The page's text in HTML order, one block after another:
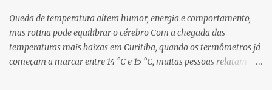
inéditas, com direção criativa de Fernando Trevisan (Catatau) e
direção musical de Eduardo Pepato....
Queda de temperatura altera humor, energia e comportamento,
mas rotina pode equilibrar o cérebro Com a chegada das
temperaturas mais baixas em Curitiba, quando os termômetros já
começam a marcar entre 14 °C e 15 °C, muitas pessoas relatam